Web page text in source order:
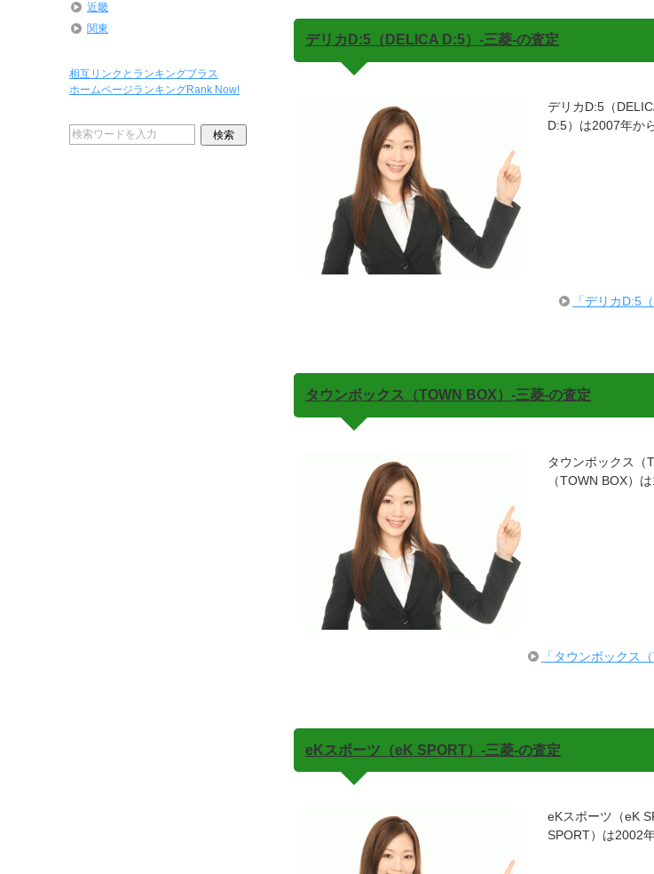
デリカD:5（DELICA D:5）-三菱-の査定
デリカD:5（
D:5）は2007年か
「デリカD:5
タウンボックス（TOWN BOX）-三菱-の査定
タウンボックス（
（TOWN BOX）
「タウンボックス
eKスポーツ（eK SPORT）-三菱-の査定
eKスポーツ（eK
SPORT）は2002
近畿
関東
相互リンクとランキングプラス
ホームページランキングRank Now!